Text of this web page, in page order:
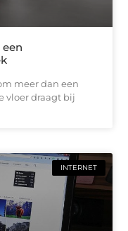
meer dan een
vloer draagt bij
INTERNET